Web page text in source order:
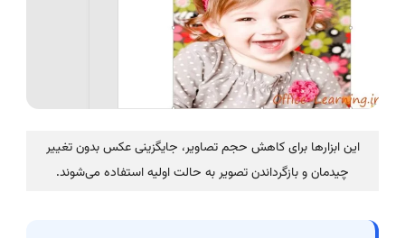
این ابزارها برای کاهش حجم تصاویر، جایگزینی عکس بدون تغییر
چیدمان و بازگرداندن تصویر به حالت اولیه استفاده می‌شوند.